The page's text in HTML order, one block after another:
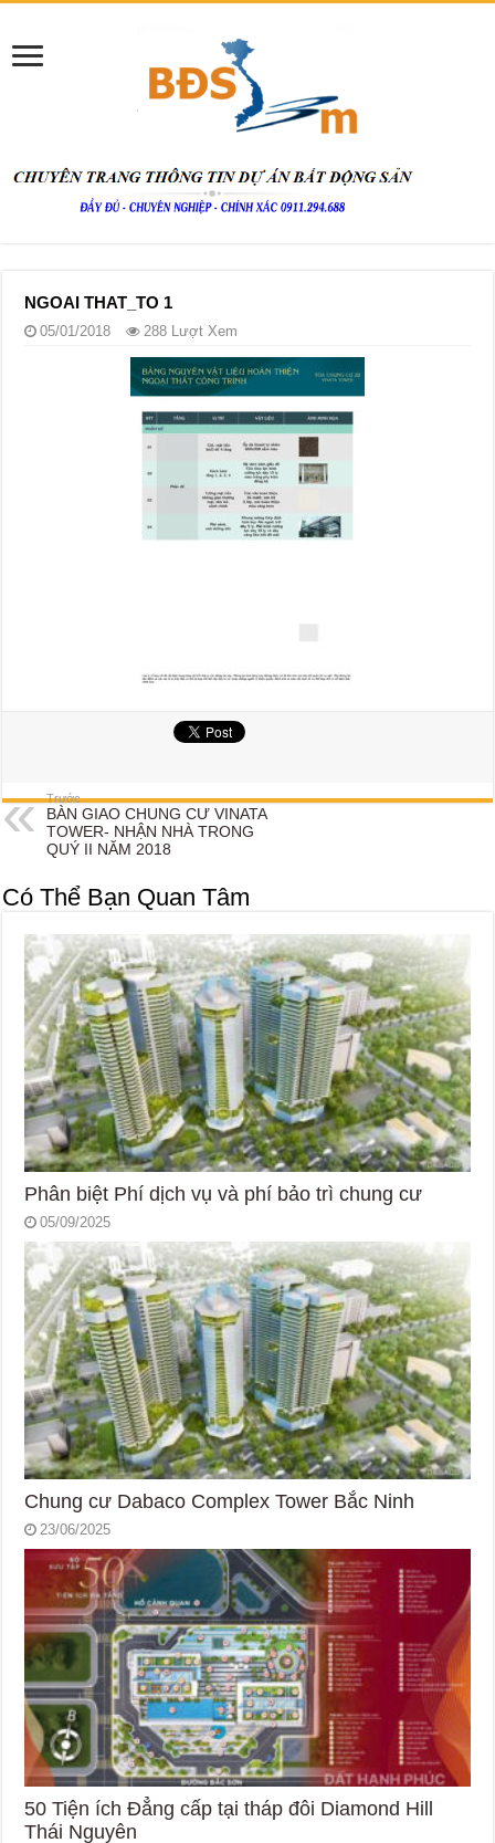
NGOAI THAT_TO 1
05/01/2018 288 Lượt Xem
Trước
BÀN GIAO CHUNG CƯ VINATA
TOWER- NHẬN NHÀ TRONG
QUÝ II NĂM 2018
Có Thể Bạn Quan Tâm
Phân biệt Phí dịch vụ và phí bảo trì chung cư
05/09/2025
Chung cư Dabaco Complex Tower Bắc Ninh
23/06/2025
50 Tiện ích Đẳng cấp tại tháp đôi Diamond Hill
Thái Nguyên